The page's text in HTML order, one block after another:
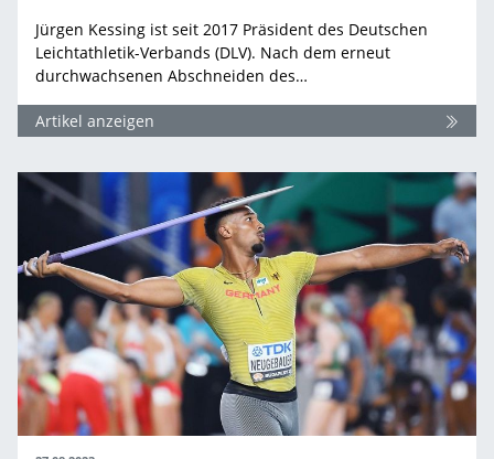
Jürgen Kessing ist seit 2017 Präsident des Deutschen
Leichtathletik-Verbands (DLV). Nach dem erneut
durchwachsenen Abschneiden des…
Artikel anzeigen